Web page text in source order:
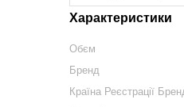
Характеристики
Обєм
Бренд
Країна Реєстрації